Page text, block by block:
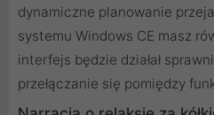
dynamiczne planowanie
systemu Windows CE masz
interfejs będzie działał
przełączanie się pomiędzy